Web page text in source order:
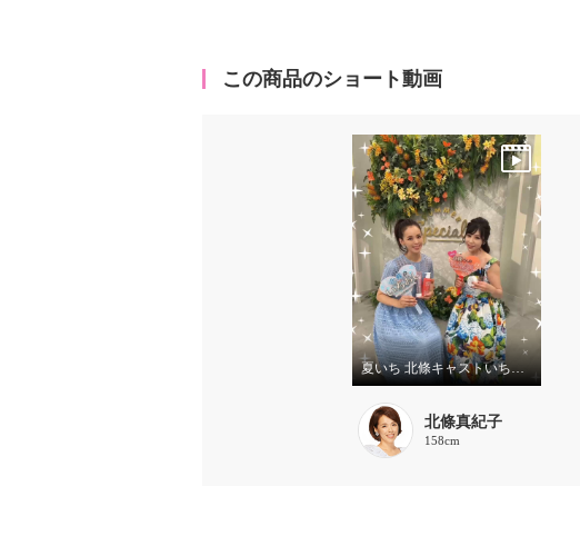
この商品のショート動画
夏いち 北條キャストいちおし！パーリーデュー
北條真紀子
158cm